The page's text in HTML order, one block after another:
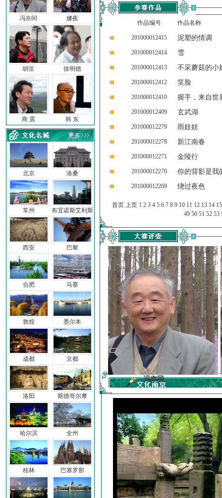
冯亦同 娜夜
胡弦 徐明德
商 震 韩 东
北京
常州
西安
合肥
敦煌
成都
洛阳
哈尔滨
桂林
洛桑
布宜诺斯艾利斯
巴黎
马赛
墨尔本
京都
斯德哥尔摩
全州
巴塞罗那
作品编号 作品名称
201000012415 泥塑的情调
201000012414 雪
201000012413 不采蘑菇的小
201000012412 笑脸
201000012410 握手，来自世
201000012409 玄武湖
201000012279 雨娃娃
201000012278 新江南春
201000012271 金陵行
201000012270 你的背影是我
201000012269 绕过夜色
首页 上页 1 2 3 4 5 6 7 8 9 10 11 12 13 14 15
49 50 51 52 53
子 冯亦同